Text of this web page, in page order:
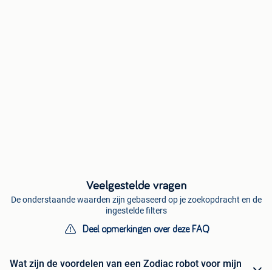
Veelgestelde vragen
De onderstaande waarden zijn gebaseerd op je zoekopdracht en de
ingestelde filters
Deel opmerkingen over deze FAQ
Wat zijn de voordelen van een Zodiac robot voor mijn